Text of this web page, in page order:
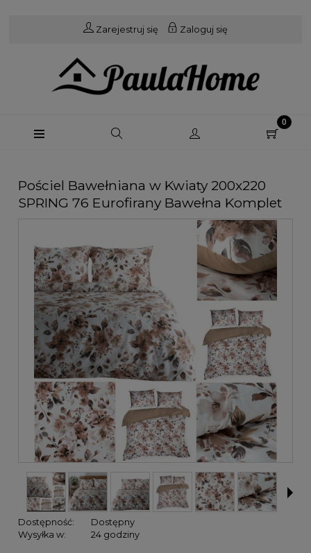
Zarejestruj się Zaloguj się
Pościel Bawełniana w Kwiaty 200x220
SPRING 76 Eurofirany Bawełna Komplet
Dostępność:
Dostępny
Wysyłka w:
24 godziny